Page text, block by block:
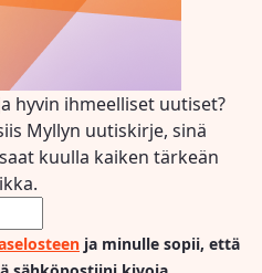
hyvin ihmeelliset uutiset?
Myllyn uutiskirje, sinä
kuulla kaiken tärkeän
ja minulle sopii, että